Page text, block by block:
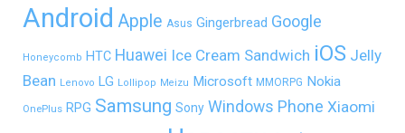
Android Apple Asus Gingerbread Google
Honeycomb HTC Huawei Ice Cream Sandwich iOS Jelly
Bean Lenovo LG Lollipop Meizu Microsoft MMORPG Nokia
OnePlus RPG Samsung Sony Windows Phone Xiaomi